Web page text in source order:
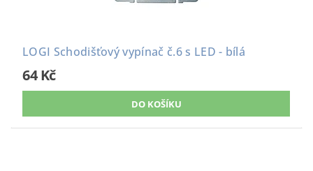
LOGI Schodišťový vypínač č.6 s LED - bílá
64 Kč